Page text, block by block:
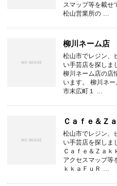
スマップ等を載せ
松山営業所の …
柳川ネーム店
松山市でレジン、
い手芸店を探しま
柳川ネーム店の店
います。 柳川ネ
市末広町１ …
Ｃａｆｅ＆Ｚ
松山市でレジン、
い手芸店を探しま
Ｃａｆｅ＆Ｚａｋ
アクセスマップ等
ｋｋａＦｕＲ …